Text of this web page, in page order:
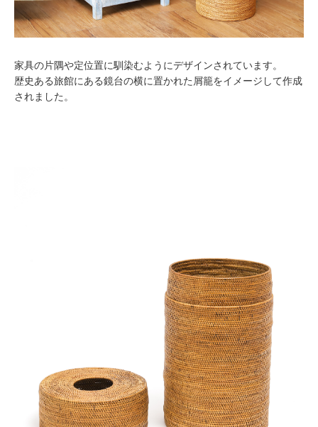
家具の片隅や定位置に馴染むようにデザインされています。
歴史ある旅館にある鏡台の横に置かれた屑籠をイメージして作成
されました。